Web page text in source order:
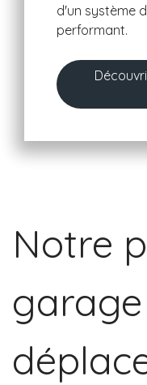
d'un système
performant.
Notre